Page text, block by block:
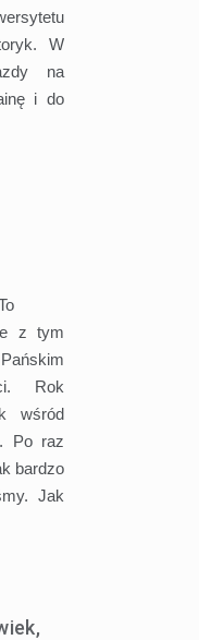
W
na
i do
z tym
Rok
wśród
Po raz
bardzo
Jak